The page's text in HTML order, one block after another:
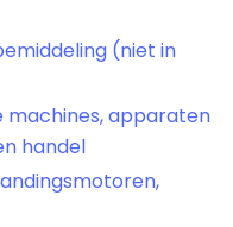
(niet in
machines, apparaten
handel